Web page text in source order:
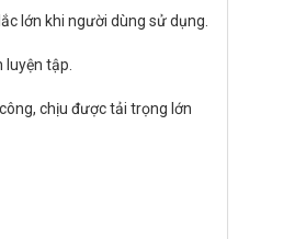
lớn khi người dùng sử dụng.
tập.
chịu được tải trọng lớn